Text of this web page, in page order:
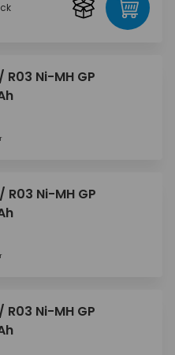
R03 Ni-MH GP
R03 Ni-MH GP
R03 Ni-MH GP